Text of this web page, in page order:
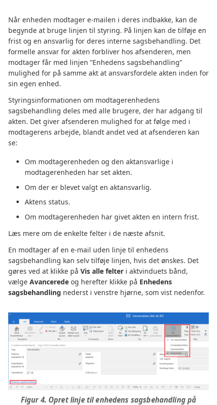
Når enheden modtager e-mailen i deres indbakke, kan de
begynde at bruge linjen til styring. På linjen kan de tilføje en
frist og en ansvarlig for deres interne sagsbehandling. Det
formelle ansvar for akten forbliver hos afsenderen, men
modtager får med linjen ”Enhedens sagsbehandling”
mulighed for på samme akt at ansvarsfordele akten inden for
sin egen enhed.
Styringsinformationen om modtagerenhedens
sagsbehandling deles med alle brugere, der har adgang til
akten. Det giver afsenderen mulighed for at følge med i
modtagerens arbejde, blandt andet ved at afsenderen kan
se:
Om modtagerenheden og den aktansvarlige i
modtagerenheden har set akten.
Om der er blevet valgt en aktansvarlig.
Aktens status.
Om modtagerenheden har givet akten en intern frist.
Læs mere om de enkelte felter i de næste afsnit.
En modtager af en e-mail uden linje til enhedens
sagsbehandling kan selv tilføje linjen, hvis det ønskes. Det
gøres ved at klikke på Vis alle felter i aktvinduets bånd,
vælge Avancerede og herefter klikke på Enhedens
sagsbehandling nederst i venstre hjørne, som vist nedenfor.
Figur 4. Opret linje til enhedens sagsbehandling på